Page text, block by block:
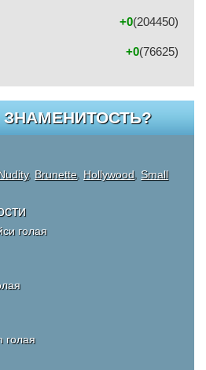
(204450)
+0
(76625)
+0
, Brunette, Hollywood, Small
голая
голая